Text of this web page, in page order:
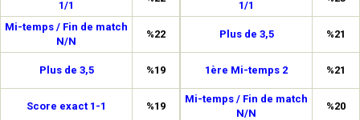
1/1
Mi-temps / Fin de match
N/N
%22
Plus de 3,5 %19
Score exact 1-1 %19
1/1
Plus de 3,5 %21
1ère Mi-temps 2 %21
Mi-temps / Fin de match
N/N
%20